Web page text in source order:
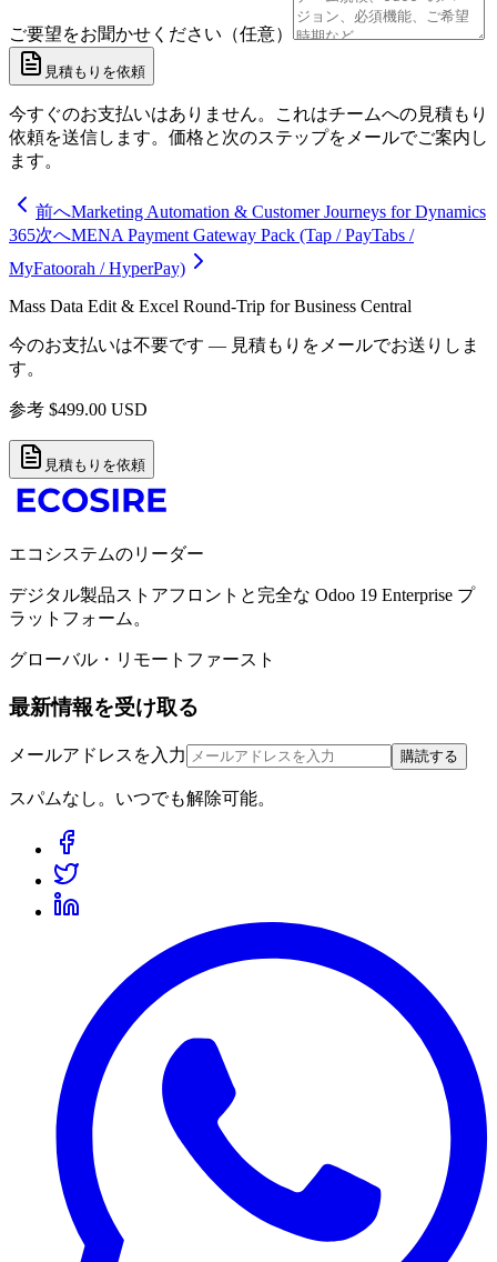
ご要望をお聞かせください（任意）
見積もりを依頼
今すぐのお支払いはありません。これはチームへの見積もり
依頼を送信します。価格と次のステップをメールでご案内し
ます。
前へMarketing Automation & Customer Journeys for Dynamics
365次へMENA Payment Gateway Pack (Tap / PayTabs /
MyFatoorah / HyperPay)
Mass Data Edit & Excel Round-Trip for Business Central
今のお支払いは不要です — 見積もりをメールでお送りしま
す。
参考 $499.00 USD
見積もりを依頼
エコシステムのリーダー
デジタル製品ストアフロントと完全な Odoo 19 Enterprise プ
ラットフォーム。
グローバル・リモートファースト
最新情報を受け取る
メールアドレスを入力 購読する
スパムなし。いつでも解除可能。